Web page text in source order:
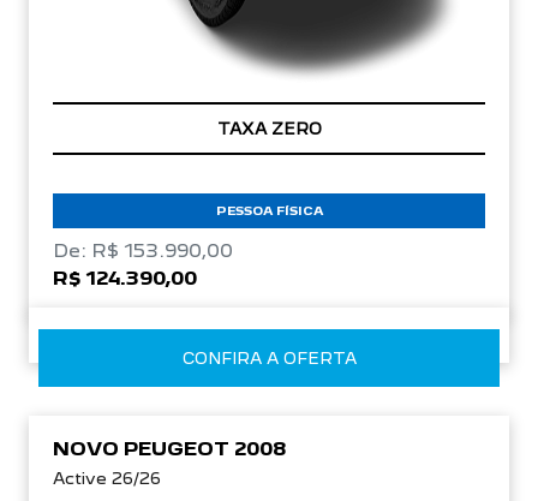
TAXA ZERO
PESSOA FÍSICA
De: R$ 153.990,00
R$ 124.390,00
CONFIRA A OFERTA
NOVO PEUGEOT 2008
Active 26/26